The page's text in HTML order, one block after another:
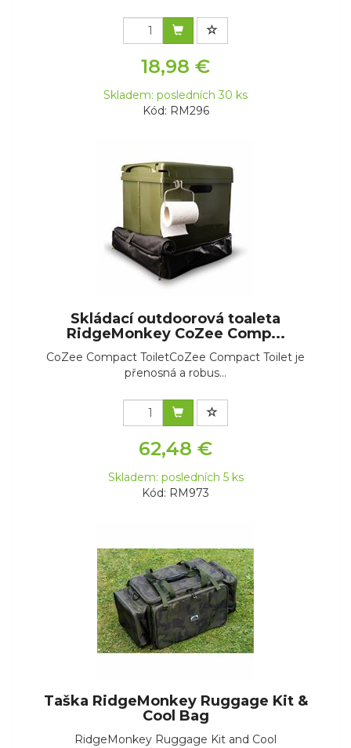
18,98 €
Skladem: posledních 30 ks
Kód: RM296
Skládací outdoorová toaleta
RidgeMonkey CoZee Comp...
CoZee Compact ToiletCoZee Compact Toilet je
přenosná a robus...
62,48 €
Skladem: posledních 5 ks
Kód: RM973
Taška RidgeMonkey Ruggage Kit &
Cool Bag
RidgeMonkey Ruggage Kit and Cool